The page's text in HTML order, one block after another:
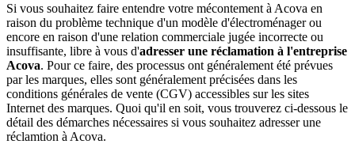
Si vous souhaitez faire entendre votre mécontement à Acova en
raison du problème technique d'un modèle d'électroménager ou
encore en raison d'une relation commerciale jugée incorrecte ou
insuffisante, libre à vous d'adresser une réclamation à l'entreprise
Acova. Pour ce faire, des processus ont généralement été prévues
par les marques, elles sont généralement précisées dans les
conditions générales de vente (CGV) accessibles sur les sites
Internet des marques. Quoi qu'il en soit, vous trouverez ci-dessous le
détail des démarches nécessaires si vous souhaitez adresser une
réclamtion à Acova.